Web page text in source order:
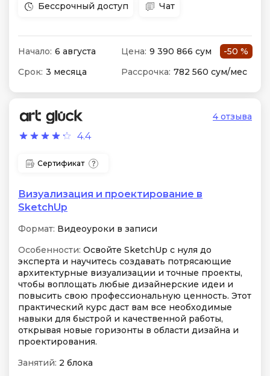
Бессрочный доступ Чат
Начало: 6 августа Цена: 9 390 866 сум
-50 %
Срок: 3 месяца Рассрочка: 782 560 сум/мес
4.4
4 отзыва
Сертификат
Визуализация и проектирование в
SketchUp
Формат: Видеоуроки в записи
Особенности: Освойте SketchUp с нуля до
эксперта и научитесь создавать потрясающие
архитектурные визуализации и точные проекты,
чтобы воплощать любые дизайнерские идеи и
повысить свою профессиональную ценность. Этот
практический курс даст вам все необходимые
навыки для быстрой и качественной работы,
открывая новые горизонты в области дизайна и
проектирования.
Занятий: 2 блока